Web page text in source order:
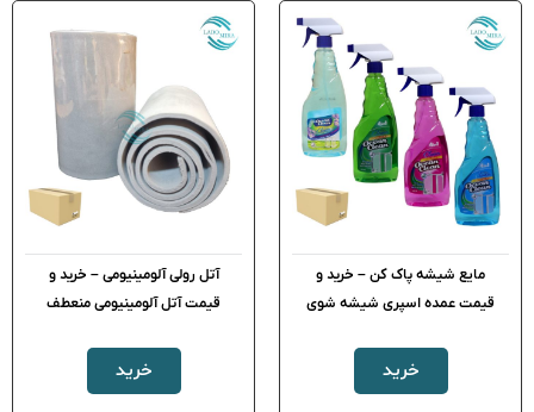
مایع شیشه پاک کن – خرید و
قیمت عمده اسپری شیشه شوی
خرید
آتل رولی آلومینیومی – خرید و
قیمت آتل آلومینیومی منعطف
خرید